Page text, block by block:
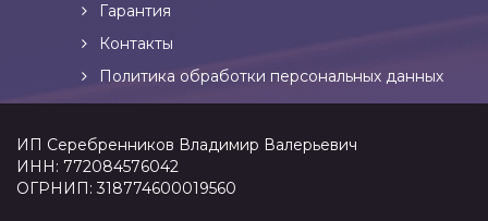
Гарантия
Контакты
Политика обработки персональных данных
ИП Серебренников Владимир Валерьевич
ИНН: 772084576042
ОГРНИП: 318774600019560